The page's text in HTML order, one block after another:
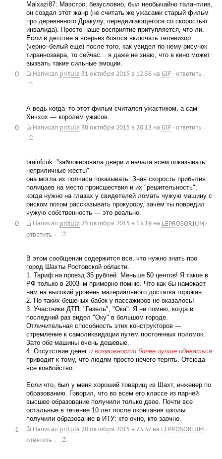
Malxazi87: Маэстро, безусловно, был необычайно талантлив,
он создал этот жанр (не считать же ужасами старый фильм
про деревянного Дракулу, передвигающегося со скоростью
инвалида). Просто наше восприятие притупляется, что ли.
Если в детстве я всерьез боялся включать телевизор
(черно–белый еще) после того, как увидел по нему рисунок
тираннозавра, то сейчас... я даже не знаю, что в кино может
вызвать такие сильные эмоции.
Написал pritula 31 октября 2015 в 12.56на GIF · ответить .
0
А ведь когда–то этот фильм считался ужастиком, а сам
Хичхох — королем ужасов.
Написал pritula 30 октября 2015 в 20.13 на GIF · ответить .
0
brainfcuk: "заблокировала двери и начала всем показывать
неприличные жесты"
она могла их полчаса показывать. Зная скорость прибытия
полицаев на место происшествия и их "решительность",
когда нужно на глазах у свидетелей ломать чужую машину с
риском потом рассказывать прокурору, зачем ты повредил
чужую собственность — это реально.
Написал pritula 25 октября 2015 в 13.19на LEPROSORIUM ·
ответить .
0
В этом сообщении содержится все, что нужно знать про
город Шахты Ростовской области.
1. Тариф на проезд 35 рублей. Меньше 50 центов! Я такое в
РФ только в 2003–м примерно помню. Что как бы намекает
нам на высокий уровень материального достатка горожан.
2. Но таких бешеных бабок у пассажиров не оказалось!
3. Участники ДТП: "Газель", "Ока". Я не помню, когда в
последний раз видел "Оку" в большом городе.
Отличительная способность этих конструкторов —
стремление к самоликвидации путем постоянных поломок.
Зато обе машины очень дешевые.
4. Отсутствие денег и возможности более лучше одеваться
приводит к тому, что людям просто нечего терять. Отсюда
все ковбойство.
Если что, был у меня хороший товарищ из Шахт, инженер по
образованию. Говорил, что во всем его классе из парней
высшее образование получили только двое. Почти все
остальные в течение 10 лет после окончания школы
получили образование в ИТУ: кто очно, кто заочно.
Написал pritula 20 октября 2015 в 23.37на LEPROSORIUM ·
ответить .
1